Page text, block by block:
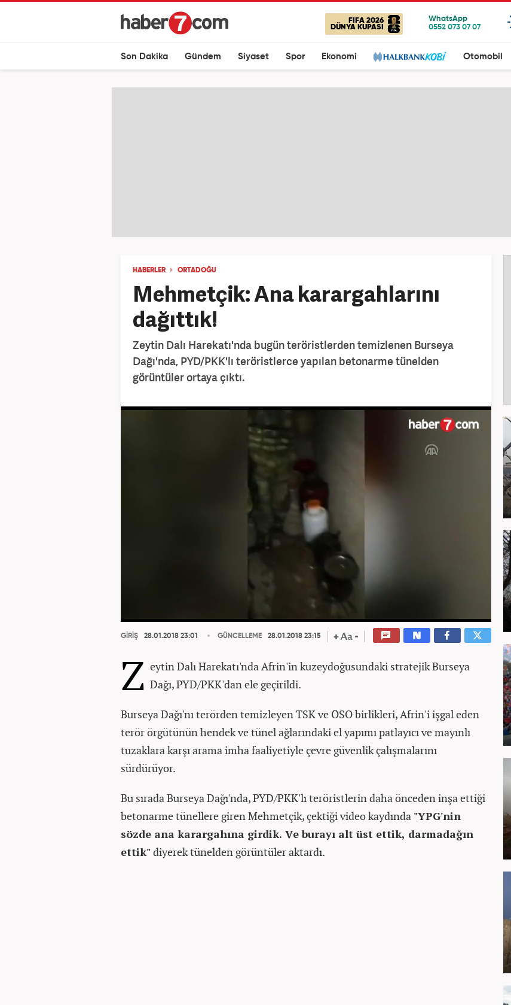
FIFA 2026
DÜNYA KUPASI
Son Dakika Gündem Siyaset Spor Ekonomi Otomobil
HABERLER ORTADOĞU
Mehmetçik: Ana karargahlarını
dağıttık!
Zeytin Dalı Harekatı'nda bugün teröristlerden temizlenen Burseya
Dağı'nda, PYD/PKK'lı teröristlerce yapılan betonarme tünelden
görüntüler ortaya çıktı.
GİRİŞ 28.01.2018 23:01 GÜNCELLEME 28.01.2018 23:15
Z eytin Dalı Harekatı'nda Afrin'in kuzeydoğusundaki stratejik Burseya
Dağı, PYD/PKK'dan ele geçirildi.
Burseya Dağı'nı terörden temizleyen TSK ve ÖSO birlikleri, Afrin'i işgal eden
terör örgütünün hendek ve tünel ağlarındaki el yapımı patlayıcı ve mayınlı
tuzaklara karşı arama imha faaliyetiyle çevre güvenlik çalışmalarını
sürdürüyor.
Bu sırada Burseya Dağı'nda, PYD/PKK'lı teröristlerin daha önceden inşa ettiği
betonarme tünellere giren Mehmetçik, çektiği video kaydında "YPG'nin
sözde ana karargahına girdik. Ve burayı alt üst ettik, darmadağın
ettik"diyerek tünelden görüntüler aktardı.